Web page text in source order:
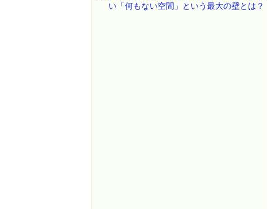
い「何もない空間」という最大の壁とは？